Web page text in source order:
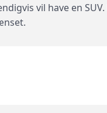
vil have en